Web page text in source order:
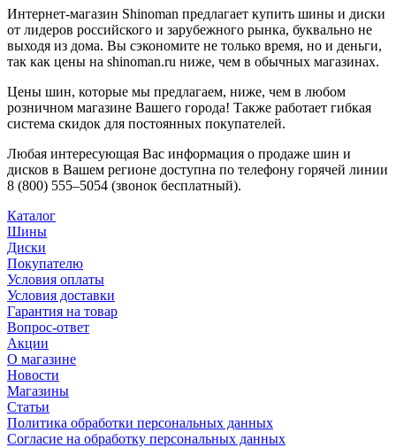
Интернет-магазин Shinoman предлагает купить шины и диски
от лидеров российского и зарубежного рынка, буквально не
выходя из дома. Вы сэкономите не только время, но и деньги,
так как цены на shinoman.ru ниже, чем в обычных магазинах.
Цены шин, которые мы предлагаем, ниже, чем в любом
розничном магазине Вашего города! Также работает гибкая
система скидок для постоянных покупателей.
Любая интересующая Вас информация о продаже шин и
дисков в Вашем регионе доступна по телефону горячей линии
8 (800) 555–5054 (звонок бесплатный).
Каталог
Шины
Диски
Покупателю
Условия оплаты
Условия доставки
Гарантия на товар
Вопрос-ответ
Акции
О магазине
Новости
Магазины
Статьи
Политика обработки персональных данных
Согласие на обработку персональных данных